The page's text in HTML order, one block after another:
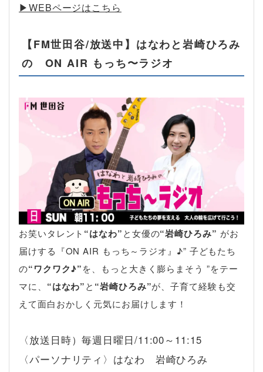
▶︎WEBページはこちら
【FM世田谷/放送中】はなわと岩崎ひろみ
の ON AIR もっち〜ラジオ
お笑いタレント “はなわ”と女優の“岩崎ひろみ” がお
届けする『ON AIR もっち～ラジオ』♪” 子どもたち
の“ワクワク♪”を、もっと大きく膨らまそう ”をテー
マに、 “はなわ”と “岩崎ひろみ”が、子育て経験も交
えて面白おかしく元気にお届けします！
〈放送日時）毎週日曜日/11:00～11:15
〈パーソナリティ〉はなわ 岩崎ひろみ